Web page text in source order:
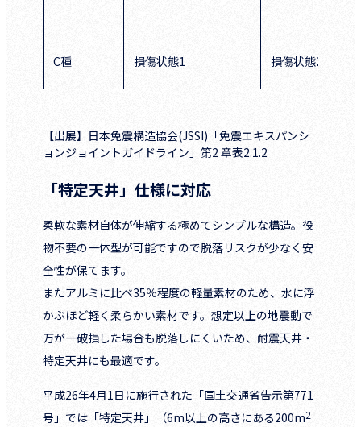
C種 損傷状態1 損傷状態2
【出展】日本免震構造協会(JSSI)「免震エキスパンシ
ョンジョイントガイドライン」第2 章表2.1.2
「特定天井」仕様に対応
柔軟な素材自体が伸縮する極めてシンプルな構造。役
物不要の一体型が可能ですので脱落リスクが少なく安
全性が保てます。
またアルミに比べ35％程度の軽量素材のため、水に浮
かぶほど軽く柔らかい素材です。想定以上の地震動で
万が一破損した場合も脱落しにくいため、耐震天井・
特定天井にも最適です。
平成26年4月1日に施行された「国土交通省告示第771
号」では「特定天井」（6m以上の高さにある200m2